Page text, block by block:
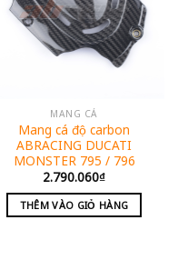
MANG CÁ
Mang cá độ carbon
ABRACING DUCATI
MONSTER 795 / 796
2.790.060₫
THÊM VÀO GIỎ HÀNG